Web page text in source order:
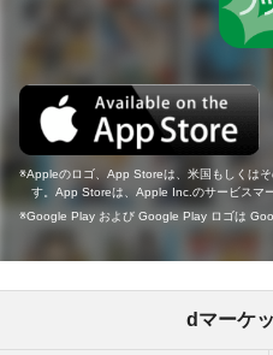
Appleのロゴ、App Storeは、米国もしくは
す。App Storeは、Apple Inc.のサービスマー
Google Play および Google Play ロゴは
dマーケ